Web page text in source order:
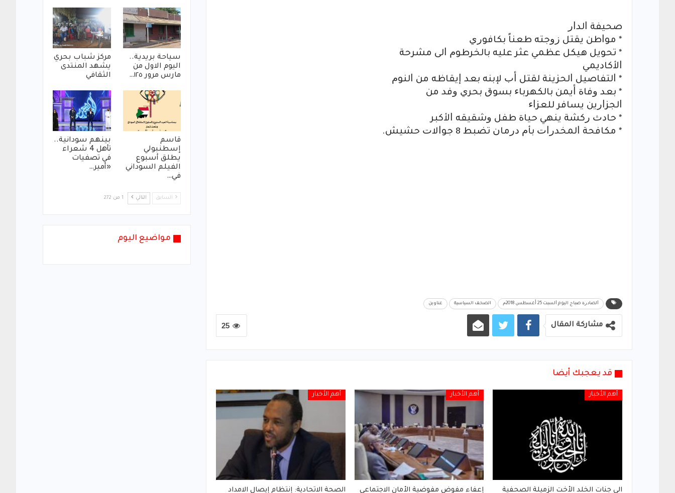
ﺻﺤﻴﻔﺔ ﺍﻟﺪﺍﺭ
* ﻣﻮﺍﻃﻦ ﻳﻘﺘﻞ ﺯﻭﺟﺘﻪ ﻃﻌﻨﺎً ﺑﻜﺎﻓﻮﺭﻱ
* ﺗﺤﻮﻳﻞ ﻫﻴﻜﻞ ﻋﻈﻤﻲ ﻋﺜﺮ ﻋﻠﻴﻪ ﺑﺎﻟﺨﺮﻃﻮﻡ ﺍﻟﻰ ﻣﺸﺮﺣﺔ
ﺍﻷﻛﺎﺩﻳﻤﻲ
* ﺍﻟﺘﻔﺎﺻﻴﻞ ﺍﻟﺤﺰﻳﻨﺔ ﻟﻘﺘﻞ ﺃﺏ ﻹﺑﻨﻪ ﺑﻌﺪ ﺇﻳﻘﺎﻇﻪ ﻣﻦ ﺍﻟﻨﻮﻡ
* ﺑﻌﺪ ﻭﻓﺎﺓ ﺃﻳﻤﻦ ﺑﺎﻟﻜﻬﺮﺑﺎﺀ ﺑﺴﻮﻕ ﺑﺤﺮﻱ ﻭﻓﺪ ﻣﻦ
ﺍﻟﺠﺰﺍﺭﻳﻦ ﻳﺴﺎﻓﺮ ﻟﻠﻌﺰﺍﺀ
* ﺣﺎﺩﺙ ﺭﻛﺸﺔ ﻳﻨﻬﻲ ﺣﻴﺎﺓ ﻃﻔﻞ ﻭﺷﻘﻴﻘﻪ ﺍﻷﻛﺒﺮ
* ﻣﻜﺎﻓﺤﺔ ﺍﻟﻤﺨﺪﺭﺍﺕ ﺑﺄﻡ ﺩﺭﻣﺎﻥ ﺗﻀﺒﻂ 8 ﺟﻮﺍﻻﺕ ﺣﺸﻴﺶ.
ﺍﻟﺼﺎﺩﺭﺓ صباح اليوم ﺍﻟﺴﺒﺖ 25 ﺃﻏﺴﻄﺲ 2018ﻡ الصحف السياسية عناوين
25 مشاركة المقال
قد يعجبك أيضا
أهم الأخبار
الى جنات الخلد الأخت الزميلة الصحفية
أهم الأخبار
إعفاء مفوض مفوضية الأمان الاجتماعي
أهم الأخبار
الصحة الاتحادية: إنتظام إيصال الامداد
سياحة بريدية..
اليوم الاول من
مارس مرور ١٢٥…
مركز شباب بحري
يشهد المنتدى
الثقافي
قاسم
إسطنبولي
يطلق أسبوع
الفيلم السوداني
في…
بينهم سودانية..
تأهل 4 شعراء
في تصفيات
«أمير…
السابق التالي 1 من 272
مواضيع اليوم